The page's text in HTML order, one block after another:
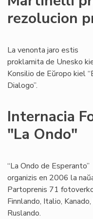
rezolucion
La venonta jaro estis
proklamita de Unesko
Konsilio de Eŭropo kiel
Dialogo”.
Internacia
"La Ondo"
“La Ondo de Esperanto”
organizis en 2006 la
Partoprenis 71
Finnlando, Italio,
Ruslando.